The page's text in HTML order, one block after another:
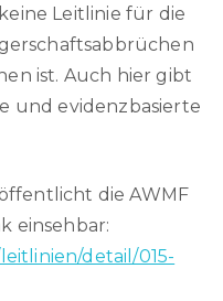
Leitlinie für die
ist. Auch hier gibt
und evidenzbasierte
die AWMF
einsehbar:
detail/015-